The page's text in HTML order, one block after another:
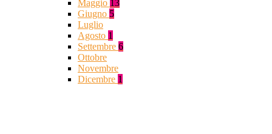
Maggio 13
Giugno 5
Luglio
Agosto 1
Settembre 6
Ottobre
Novembre
Dicembre 1